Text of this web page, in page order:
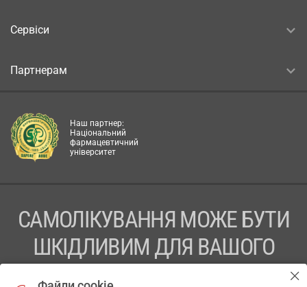
Сервіси
Партнерам
Наш партнер:
Національний
фармацевтичний
університет
САМОЛІКУВАННЯ МОЖЕ БУТИ
ШКІДЛИВИМ ДЛЯ ВАШОГО